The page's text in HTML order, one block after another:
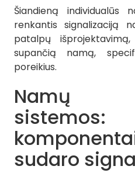
Šiandieną
renkantis signalizaciją
patalpų
supančią namą,
poreikius.
Namų
sudaro